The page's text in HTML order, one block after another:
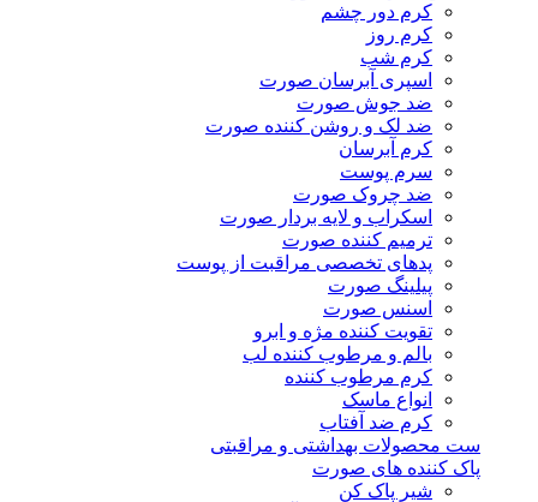
کرم دور چشم
کرم روز
کرم شب
اسپری آبرسان صورت
ضد جوش صورت
ضد لک و روشن کننده صورت
کرم آبرسان
سرم پوست
ضد چروک صورت
اسکراب و لایه بردار صورت
ترمیم کننده صورت
پدهای تخصصی مراقبت از پوست
پیلینگ صورت
اسنس صورت
تقویت کننده مژه و ابرو
بالم و مرطوب کننده لب
کرم مرطوب کننده
انواع ماسک
کرم ضد آفتاب
ست محصولات بهداشتی و مراقبتی
پاک کننده های صورت
شیر پاک کن